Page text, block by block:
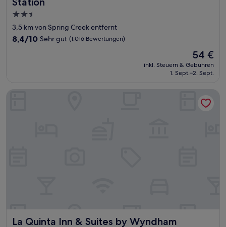
2.5-
Sterne-
Unterkunft
3,5 km von Spring Creek entfernt
8.4
Bewertungen)
8,4/10 Sehr gut (1.016 Bewertungen)
Der
Preis
beträgt
54 €
inkl. Steuern & Gebühren
1. Sept.–2. Sept.
La Quinta Inn & Suites by Wyndham
La Quinta Inn & Suites by Wyndham College Station South